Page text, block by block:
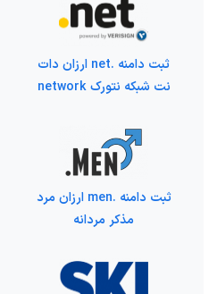
ثبت دامنه .net ارزان دات
نت شبکه نتورک network
ثبت دامنه .men ارزان مرد
مذکر مردانه